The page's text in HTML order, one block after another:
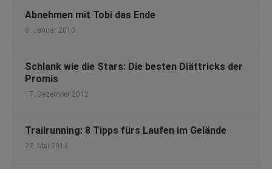
Abnehmen mit Tobi das Ende
8. Januar 2010
Schlank wie die Stars: Die besten Diättricks der
Promis
17. Dezember 2012
Trailrunning: 8 Tipps fürs Laufen im Gelände
27. Mai 2014